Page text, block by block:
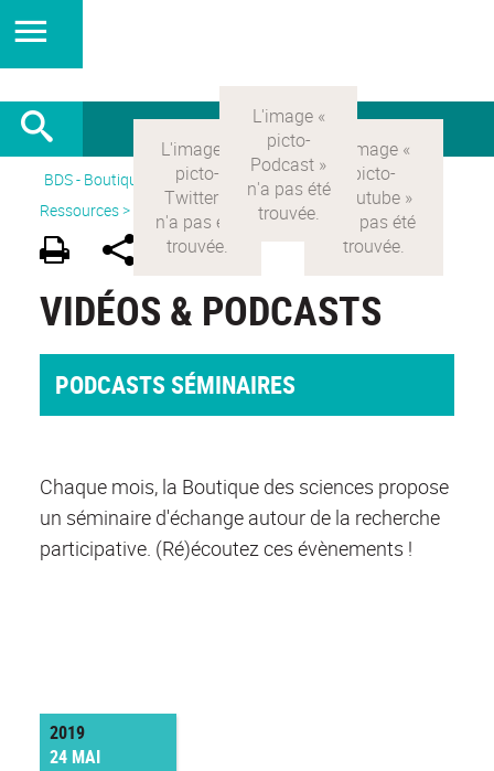
BDS - Boutique des sciences Version Française>
Ressources >
Vidéos&podcasts
VIDÉOS & PODCASTS
PODCASTS SÉMINAIRES
Chaque mois, la Boutique des sciences propose
un séminaire d'échange autour de la recherche
participative. (Ré)écoutez ces évènements !
2019
24 MAI